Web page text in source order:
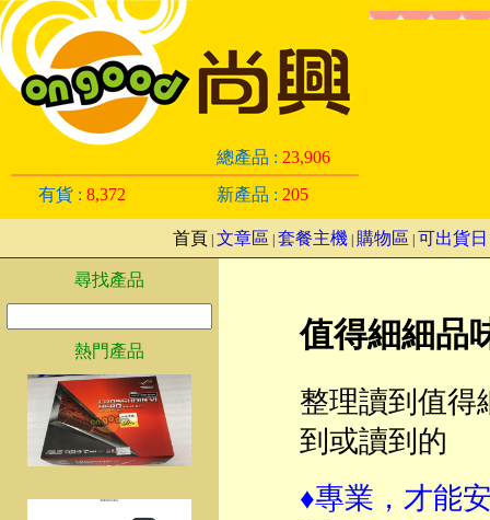
總產品 : 23,906
有貨 : 8,372 新產品 : 205
首頁 文章區 套餐主機| 購物區 可出貨日
尋找產品
熱門產品 值得細細品
整理讀到值得
到或讀到的
♦專業，才能